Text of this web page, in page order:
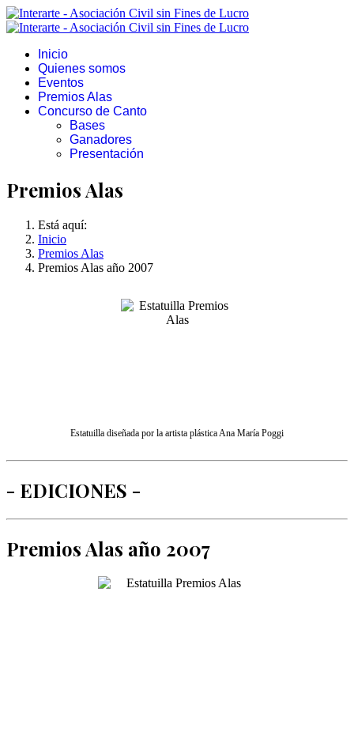
Inicio
Quienes somos
Eventos
Premios Alas
Concurso de Canto
Bases
Ganadores
Presentación
Premios Alas
Está aquí:
Inicio
Premios Alas
Premios Alas año 2007
Estatuilla diseñada por la artista plástica Ana María Poggi
- EDICIONES -
Premios Alas año 2007